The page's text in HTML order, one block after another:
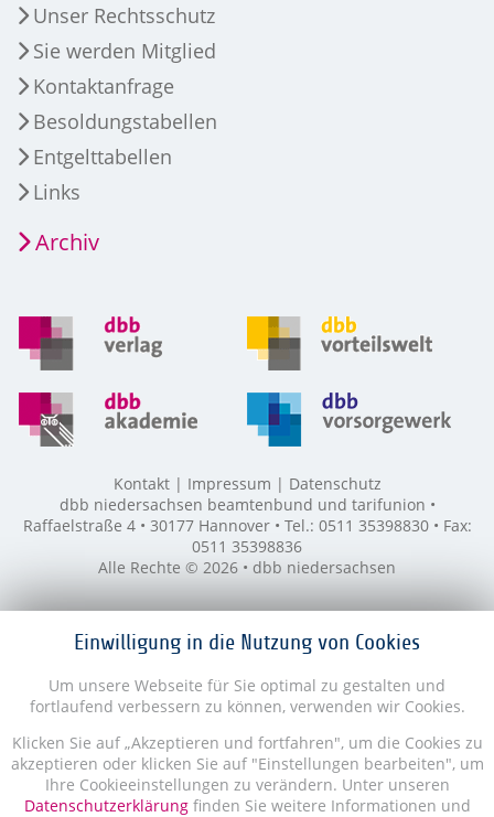
Einwilligung in die Nutzung von Cookies
Um unsere Webseite für Sie optimal zu gestalten und
fortlaufend verbessern zu können, verwenden wir Cookies.
Klicken Sie auf „Akzeptieren und fortfahren", um die Cookies zu
akzeptieren oder klicken Sie auf "Einstellungen bearbeiten", um
Ihre Cookieeinstellungen zu verändern. Unter unseren
Datenschutzerklärungfinden Sie weitere Informationen und
Unser Rechtsschutz
Sie werden Mitglied
Kontaktanfrage
Besoldungstabellen
Entgelttabellen
Links
Archiv
Kontakt Impressum
Datenschutz
dbb niedersachsen beamtenbund und tarifunion •
Raffaelstraße 4 • 30177 Hannover • Tel.: 0511 35398830 • Fax:
0511 35398836
Alle Rechte © 2026 • dbb niedersachsen